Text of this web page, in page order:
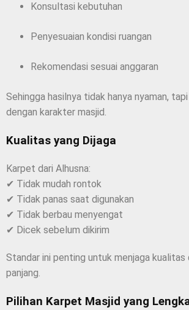
Konsultasi kebutuhan
Penyesuaian kondisi ruangan
Rekomendasi sesuai anggaran
Sehingga hasilnya tidak hanya nyaman,
dengan karakter masjid.
Kualitas yang Dijaga
Karpet dari Alhusna:
✔ Tidak mudah rontok
✔ Tidak panas saat digunakan
✔ Tidak berbau menyengat
✔ Dicek sebelum dikirim
Standar ini penting untuk menjaga kualitas
panjang.
Pilihan Karpet Masjid yang